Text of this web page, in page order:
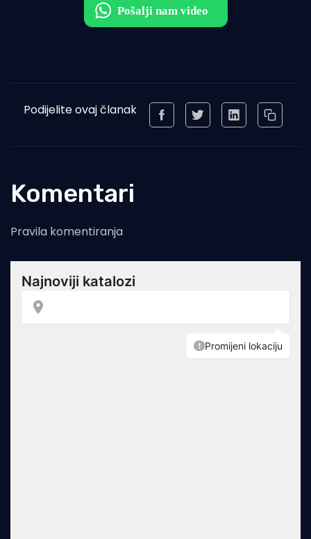
Podijelite ovaj članak
Komentari
Pravila komentiranja